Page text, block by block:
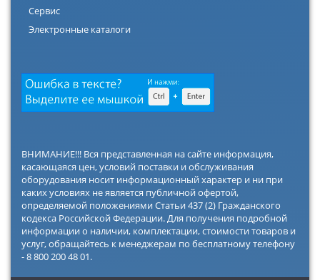
Сервис
Электронные каталоги
ВНИМАНИЕ!!! Вся представленная на сайте информация,
касающаяся цен, условий поставки и обслуживания
оборудования носит информационный характер и ни при
каких условиях не является публичной офертой,
определяемой положениями Статьи 437 (2) Гражданского
кодекса Российской Федерации. Для получения подробной
информации о наличии, комплектации, стоимости товаров и
услуг, обращайтесь к менеджерам по бесплатному телефону
- 8 800 200 48 01.